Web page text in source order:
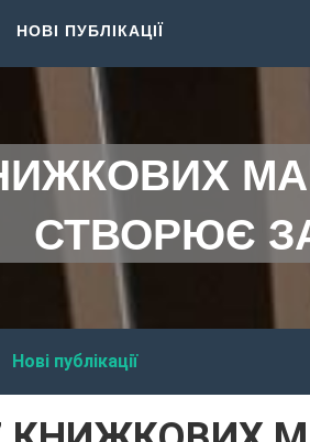
НОВІ ПУБЛІКАЦІЇ
СТВОРЮЄ
Нові публікації